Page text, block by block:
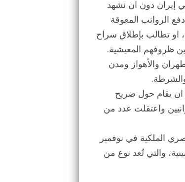
إيران دون ان نشهد
الرواتب المعوقة
او تطالب بإطلاق سراح
ظروفهم المعيشية.
والأهواز ومدن
ان يقام حول ضريح
واعتقلت عدد من
الملكية في نوفمبر
والتي تُعد نوع من